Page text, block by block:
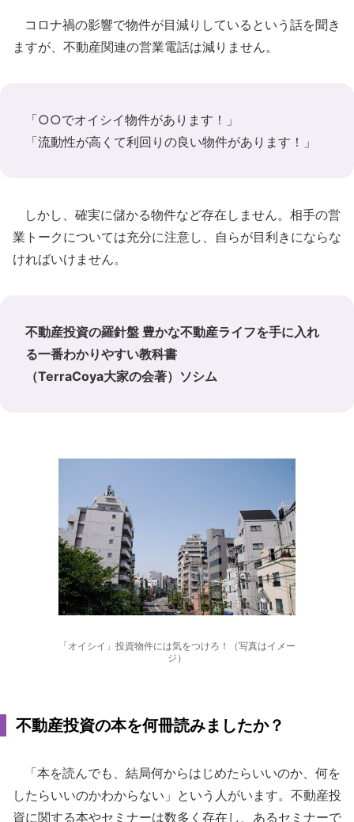
コロナ禍の影響で物件が目減りしているという話を聞き
ますが、不動産関連の営業電話は減りません。
「○○でオイシイ物件があります！」
「流動性が高くて利回りの良い物件があります！」
しかし、確実に儲かる物件など存在しません。相手の営
業トークについては充分に注意し、自らが目利きにならな
ければいけません。
不動産投資の羅針盤 豊かな不動産ライフを手に入れ
る一番わかりやすい教科書
（TerraCoya大家の会著）ソシム
「オイシイ」投資物件には気をつけろ！（写真はイメー
ジ）
不動産投資の本を何冊読みましたか？
「本を読んでも、結局何からはじめたらいいのか、何を
したらいいのかわからない」という人がいます。不動産投
資に関する本やセミナーは数多く存在し、あるセミナーで